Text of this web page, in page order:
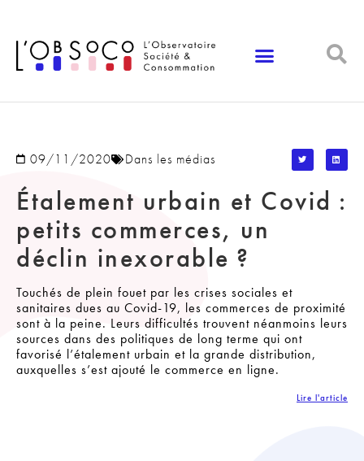
09/11/2020 Dans les médias
Étalement urbain et Covid :
petits commerces, un
déclin inexorable ?
Touchés de plein fouet par les crises sociales et
sanitaires dues au Covid-19, les commerces de proximité
sont à la peine. Leurs difficultés trouvent néanmoins leurs
sources dans des politiques de long terme qui ont
favorisé l’étalement urbain et la grande distribution,
auxquelles s’est ajouté le commerce en ligne.
Lire l'article